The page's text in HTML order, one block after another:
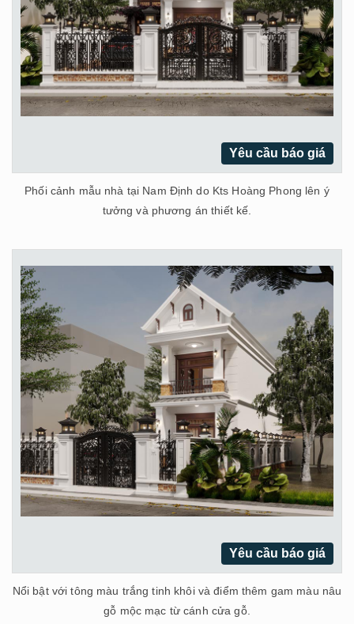
Yêu cầu báo giá
Phối cảnh mẫu nhà tại Nam Định do Kts Hoàng Phong lên ý
tưởng và phương án thiết kế.
Yêu cầu báo giá
Nổi bật với tông màu trắng tinh khôi và điểm thêm gam màu nâu
gỗ mộc mạc từ cánh cửa gỗ.